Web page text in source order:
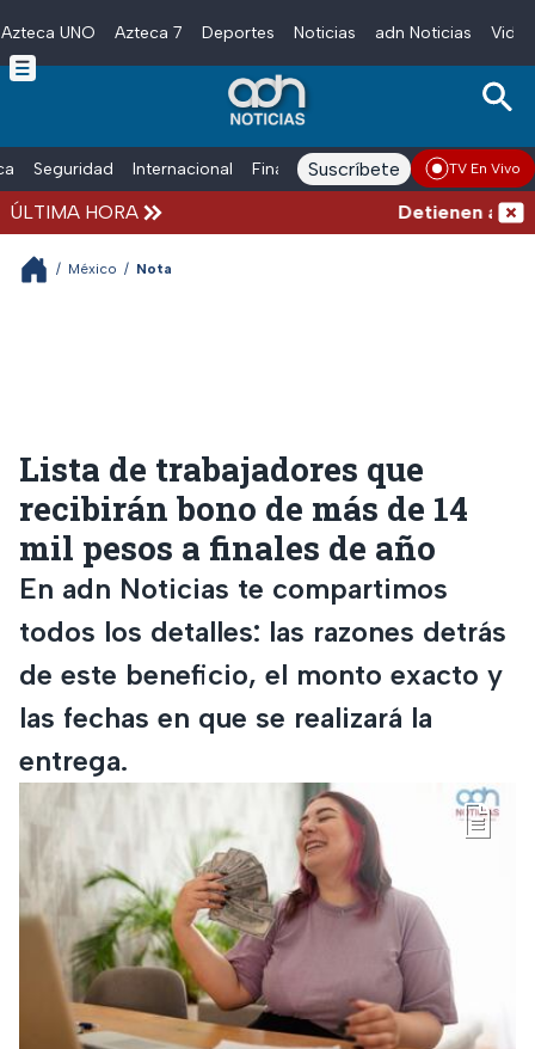
Skip to main content
Azteca UNO Azteca 7 Deportes Noticias adn Noticias
Seguridad Internacional Finanzas adn Noticias Radio
Suscríbete TV En Vivo
ÚLTIMA HORA Detienen al
/ México / Nota
Lista de trabajadores que
recibirán bono de más de 14
mil pesos a finales de año
En adn Noticias te compartimos
todos los detalles: las razones detrás
de este beneficio, el monto exacto y
las fechas en que se realizará la
entrega.